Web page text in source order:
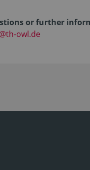
or further
owl.de